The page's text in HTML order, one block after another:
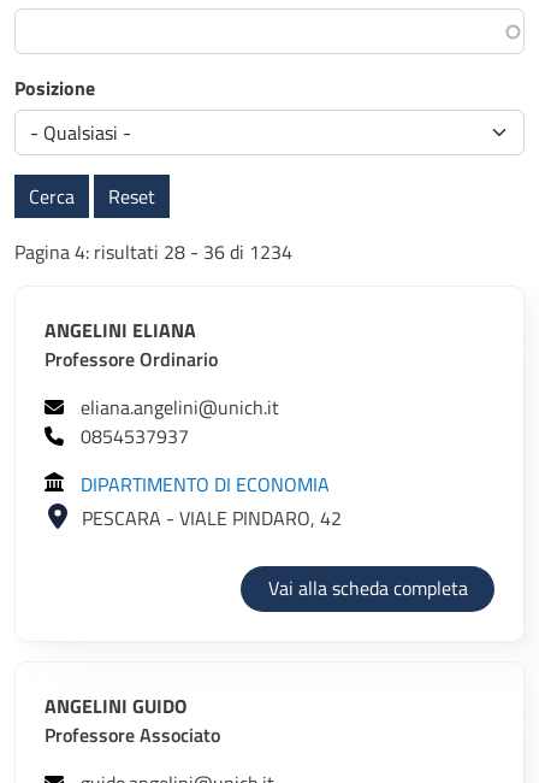
Posizione
Cerca
Reset
Pagina 4: risultati 28 - 36 di 1234
ANGELINI ELIANA
Professore Ordinario
eliana.angelini@unich.it
0854537937
DIPARTIMENTO DI ECONOMIA
PESCARA - VIALE PINDARO, 42
Vai alla scheda completadi
ANGELINI GUIDO
Professore Associato